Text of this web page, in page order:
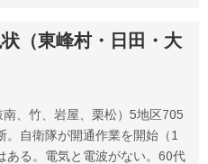
（東峰村・日田・大
南、竹、岩屋、栗松）5地区705
自衛隊が開通作業を開始（1
ある。電気と電波がない。60代